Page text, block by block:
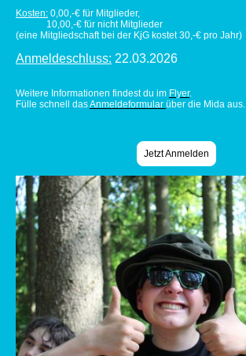
Kosten: 0,00,-€ für Mitglieder,
10,00,-€ für nicht Mitglieder
(eine Mitgliedschaft bei der KjG kostet 30,-€ pro Jahr)
Anmeldeschluss: 22.03.2026
Weitere Informationen findest du im Flyer.
Fülle schnell dasAnmeldeformular über die Mida aus.
Jetzt Anmelden